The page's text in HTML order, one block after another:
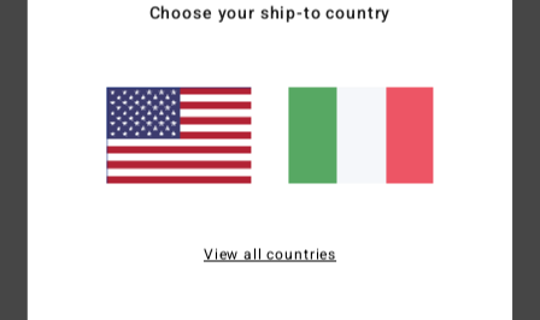
Il 50% dei nostri clienti consiglia questo prodotto
4.5
Taglia
Choose your ship-to country
View all countries